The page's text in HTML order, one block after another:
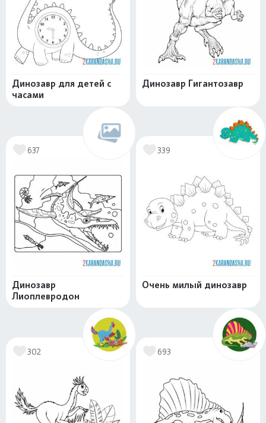
Динозавр для детей с
часами
Динозавр Гигантозавр
637
Динозавр
Лиоплевродон
339
Очень милый динозавр
302 693